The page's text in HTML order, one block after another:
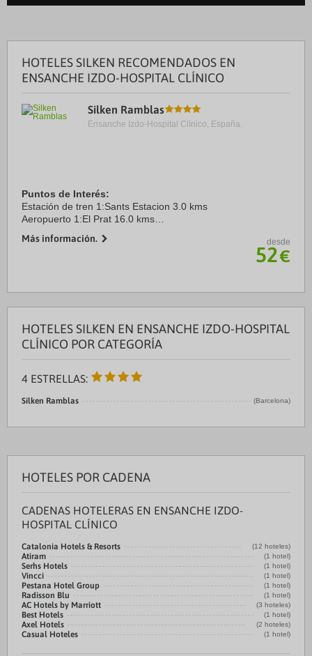
HOTELES SILKEN RECOMENDADOS EN
ENSANCHE IZDO-HOSPITAL CLÍNICO
Silken Ramblas
Ensanche Izdo-Hospital Clínico, España.
Puntos de Interés:
Estación de tren 1:Sants Estacion 3.0 kms
Aeropuerto 1:El Prat 16.0 kms
Centro Ciudad:Ramblas 0.0 kms
Más información. desde
52€
HOTELES SILKEN EN ENSANCHE IZDO-HOSPITAL
CLÍNICO POR CATEGORÍA
4 ESTRELLAS:
Silken Ramblas (Barcelona)
HOTELES POR CADENA
CADENAS HOTELERAS EN ENSANCHE IZDO-
HOSPITAL CLÍNICO
Catalonia Hotels & Resorts (12 hoteles)
Atiram (1 hotel)
Serhs Hotels (1 hotel)
Vincci (1 hotel)
Pestana Hotel Group (1 hotel)
Radisson Blu (1 hotel)
AC Hotels by Marriott (3 hoteles)
Best Hotels (1 hotel)
Axel Hotels (2 hoteles)
Casual Hoteles (1 hotel)